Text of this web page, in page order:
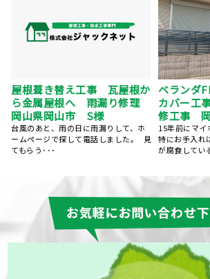
工事、屋根
塗装、庇補
山市 K様
入してから、
ず、ある時庇
･･･
屋根塗装、棟鈑金交換、外壁
塗装 岡山県岡山市 N様
5社くらい提案を聞きましたが、株式会
社ジャックネットさんが一番丁寧にご
対応くださいました。 ･･･